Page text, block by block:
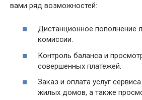
вами ряд возможностей:
Дистанционное пополнение
комиссии.
Контроль баланса и
совершенных платежей.
Заказ и оплата услуг
жилых домов, а также